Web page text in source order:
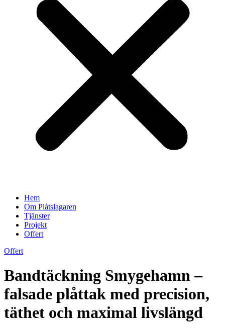
Hem
Om Plåtslagaren
Tjänster
Projekt
Offert
Offert
Bandtäckning Smygehamn –
falsade plåttak med precision,
täthet och maximal livslängd